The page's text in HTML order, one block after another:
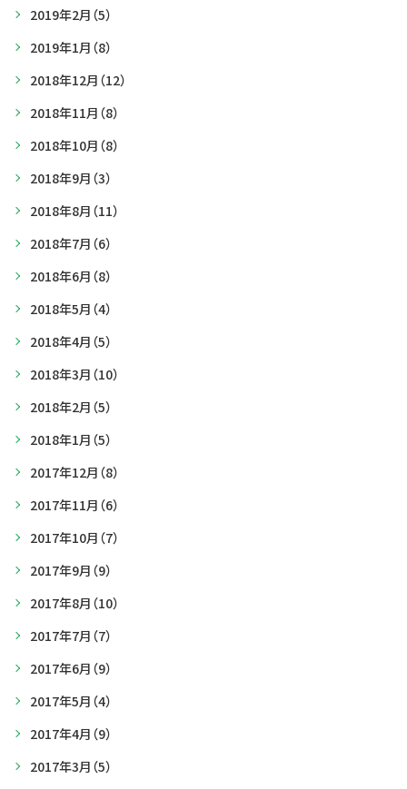
2019年2月 （5）
2019年1月 （8）
2018年12月 （12）
2018年11月 （8）
2018年10月 （8）
2018年9月 （3）
2018年8月 （11）
2018年7月 （6）
2018年6月 （8）
2018年5月 （4）
2018年4月 （5）
2018年3月 （10）
2018年2月 （5）
2018年1月 （5）
2017年12月 （8）
2017年11月 （6）
2017年10月 （7）
2017年9月 （9）
2017年8月 （10）
2017年7月 （7）
2017年6月 （9）
2017年5月 （4）
2017年4月 （9）
2017年3月 （5）